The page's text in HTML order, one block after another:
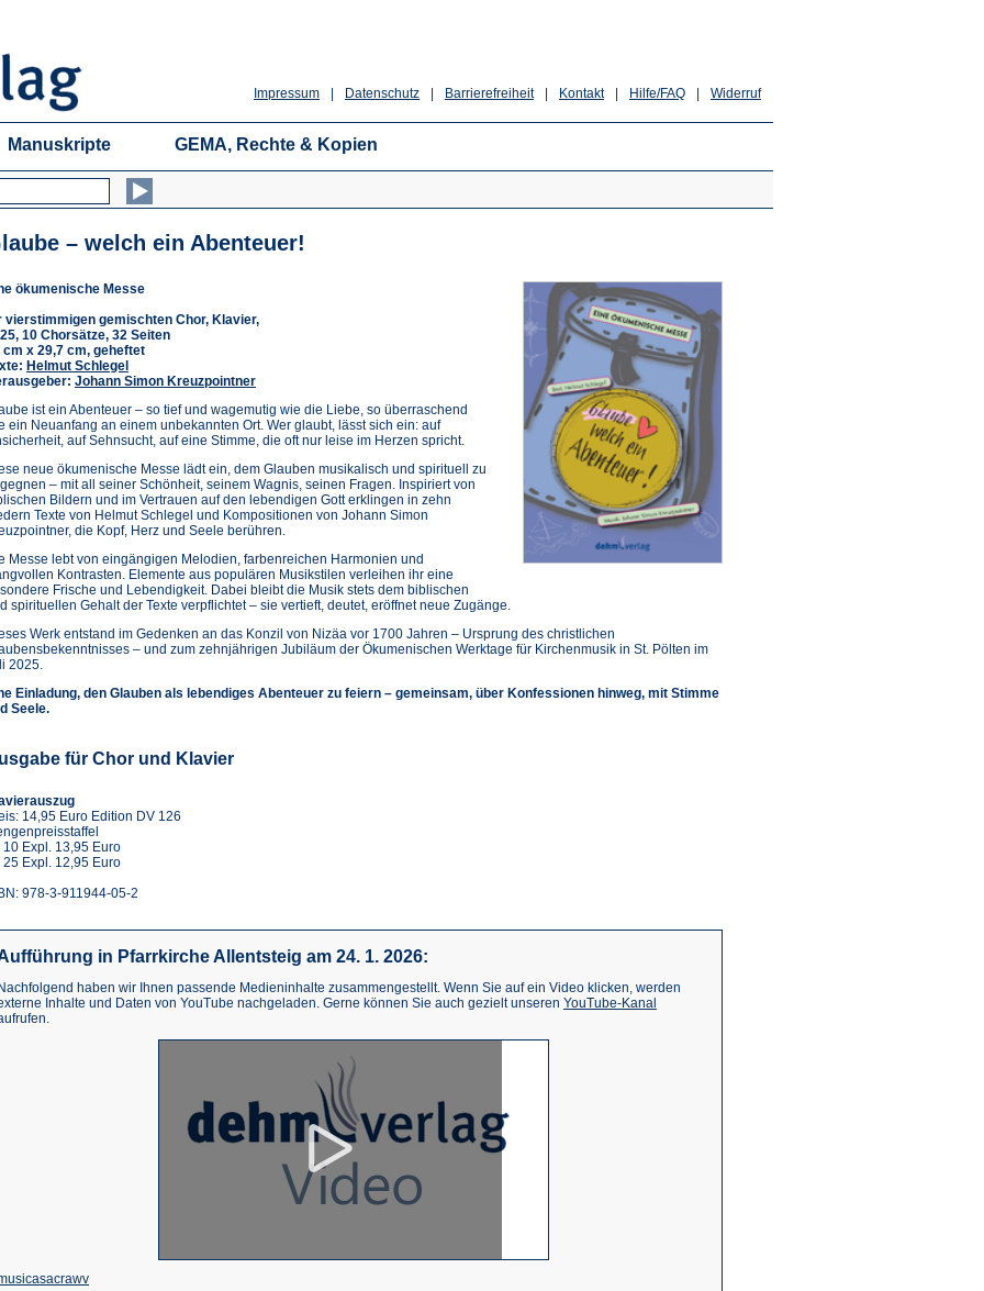
Widerruf
Hilfe/FAQ
Kontakt
Barrierefreiheit
Datenschutz
Impressum
Manuskripte GEMA, Rechte & Kopien
– welch ein Abenteuer!
ökumenische Messe
vierstimmigen gemischten Chor, Klavier,
10 Chorsätze, 32 Seiten
cm x 29,7 cm, geheftet
Helmut Schlegel
Johann Simon Kreuzpointner
ist ein Abenteuer – so tief und wagemutig wie die Liebe, so überraschend
ein Neuanfang an einem unbekannten Ort. Wer glaubt, lässt sich ein: auf
auf Sehnsucht, auf eine Stimme, die oft nur leise im Herzen spricht.
neue ökumenische Messe lädt ein, dem Glauben musikalisch und spirituell zu
– mit all seiner Schönheit, seinem Wagnis, seinen Fragen. Inspiriert von
Bildern und im Vertrauen auf den lebendigen Gott erklingen in zehn
Texte von Helmut Schlegel und Kompositionen von Johann Simon
die Kopf, Herz und Seele berühren.
Messe lebt von eingängigen Melodien, farbenreichen Harmonien und
Kontrasten. Elemente aus populären Musikstilen verleihen ihr eine
Frische und Lebendigkeit. Dabei bleibt die Musik stets dem biblischen
spirituellen Gehalt der Texte verpflichtet – sie vertieft, deutet, eröffnet neue Zugänge.
Werk entstand im Gedenken an das Konzil von Nizäa vor 1700 Jahren – Ursprung des christlichen
– und zum zehnjährigen Jubiläum der Ökumenischen Werktage für Kirchenmusik in St. Pölten im
2025.
Einladung, den Glauben als lebendiges Abenteuer zu feiern – gemeinsam, über Konfessionen hinweg, mit Stimme
Seele.
für Chor und Klavier
14,95 Euro Edition DV 126
10 Expl. 13,95 Euro
25 Expl. 12,95 Euro
978-3-911944-05-2
in Pfarrkirche Allentsteig am 24. 1. 2026:
Nachfolgend haben wir Ihnen passende Medieninhalte zusammengestellt. Wenn Sie auf ein Video klicken, werden
Inhalte und Daten von YouTube nachgeladen. Gerne können Sie auch gezielt unseren YouTube-Kanal
(Öffnet